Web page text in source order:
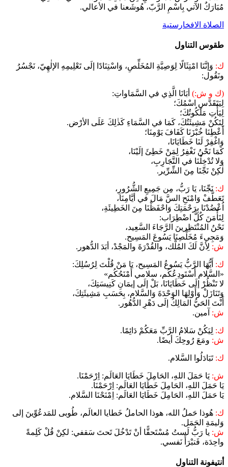
مُبَارَكٌ الآتي بِاسْمِ الرَّبّ، هُوشَعنا في الأعالي.
الصلاة الافخارستية
طقوس التناول
ك: وَإنَّنَا امْتِثَالًا لِوَصِيَّةِ المُخَلِّصِ، وَاسْتِنَادًا إلَى تَعْلِيمِهِ الإلٰهِيّ، نَجْسُرُ
ونَقُول:
(ك و ش:) أبَانَا الَّذِي في السَّمَاواتِ:
لِيَتَقَدَّسِ اسْمُكَ؛
لِيَأْتِ مَلَكُوتُكَ؛
لِتَكُنْ مَشِيئَتُكَ، كَمَا في السَّمَاءِ كَذٰلِكَ عَلَى الأرْض.
أَعْطِنَا خُبْزَنَا كَفَافَ يَوْمِنَا؛
وَاغْفِرْ لَنَا خَطَايَانَا،
كَمَا نَحْنُ نَغْفِرُ لِمَنْ خَطِئَ إلَيْنَا،
وَلا تُدْخِلْنَا في التَّجَارِبِ،
لٰكِنْ نَجِّنَا مِنَ الشِّرِّير.
ك: نَجِّنَا، يَا رَبُّ، مِن جَمِيعِ الشُّرُورِ،
تَعَطَّفْ وَامْنَحِ السَّ مَالَ في أيَّامِنَا،
اُعْضُدْنَا بِرَحْمَتِكَ وَاحْفَظْنَا مِنَ الخَطِيئَةِ،
لِنَأْمَنَ كُلَّ اضْطِرَاب:
نَحْنُ المُنْتَظِرينَ الرَّجَاءَ السَّعِيد،
وَمَجِيءَ مُخَلِّصِنَا يَسُوعَ المَسِيح.
ش: لِأنَّ لَكَ المُلْك، والقُدْرَةَ والمَجْدْ، أبَدَ الدُّهور.
ك: أَيُّهَا الرَّبُّ يَسُوعُ المَسِيح، يَا مَنْ قُلْتَ لِرُسُلِكَ:
«السَّلام أَسْتَودِعُكُم، سلامي أَمْنَحُكُم»
لا تَنْظُرْ إلَى خَطَايَانَا، بَلْ إلَى إيمَانِ كَنِيسَتِكَ،
وَتَنَازَلْ وَأَوْلِهَا الوَحْدَةَ وَالسَّلام، بِحَسَبِ مَشِيئَتِكَ،
أَنْتَ الحَيُّ المَالِكُ إلَى دَهْرِ الدُّهُور.
ش: آمين.
ك: لِيَكُنْ سَلامُ الرَّبِّ مَعَكُمْ دَائِمًا.
ش: ومَعَ رُوحِكَ أيضًا.
ك: تَبَادَلُوا السَّلام.
ش: يَا حَمَلَ اللهِ، الحَامِلَ خَطَايَا العَالَم: اِرْحَمْنَا.
يَا حَمَلَ اللهِ، الحَامِلَ خَطَايَا العَالَم: اِرْحَمْنَا.
يَا حَمَلَ اللهِ، الحَامِلَ خَطَايَا العَالَم: اِمْنَحْنَا السَّلام.
ك: هُوذا حَملُ الله، هوذا الحاملُ خَطايا العالَم، طُوبى للمَدعُوِّينَ إلى
وَليمَةِ الحَمَل.
ش: يا رَبُّ لَستُ مُسْتَحقًّا أنْ تَدْخُلَ تَحتَ سَقفي: لكِنْ قُلْ كَلِمةً
واحِدَة، فَتبْرَأَ نَفسي.
أنتيفونة التناول